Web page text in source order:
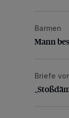
Mann
Barmen
Mann
Briefe